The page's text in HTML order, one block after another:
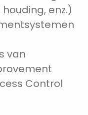
enz.)
van
Control